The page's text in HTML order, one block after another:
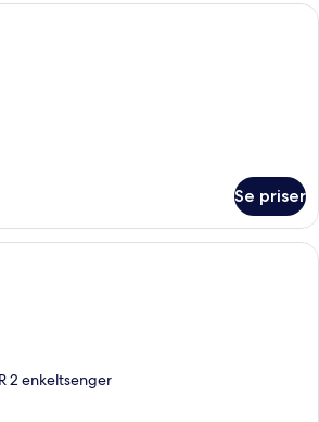
Sengetøy av topp kvalitet,
Se priser
Sengetøy av topp kvalitet,
2 enkeltsenger